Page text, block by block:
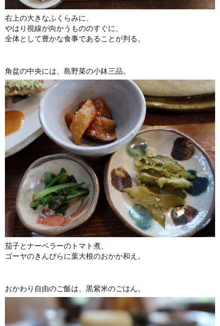
右上の大きなふくらみに、
やはり視線が向かうもののすぐに、
全体として豊かな食事であることが判る。
角盆の中央には、島野菜の小鉢三品。
茄子とナーベラーのトマト煮、
ゴーヤのきんぴらに葉大根のおかか和え。
おかわり自由のご飯は、黒紫米のごはん。